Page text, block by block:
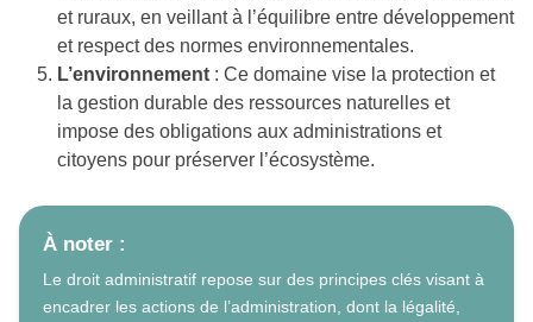
et ruraux, en veillant à l’équilibre entre développement
et respect des normes environnementales.
L’environnement : Ce domaine vise la protection et
la gestion durable des ressources naturelles et
impose des obligations aux administrations et
citoyens pour préserver l’écosystème.
À noter :
Le droit administratif repose sur des principes clés visant à
encadrer les actions de l’administration, dont la légalité,